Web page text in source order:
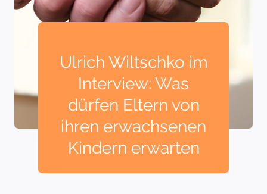
Ulrich Wiltschko im
Interview: Was
dürfen Eltern von
ihren erwachsenen
Kindern erwarten